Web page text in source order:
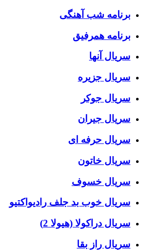
برنامه شب آهنگی
برنامه همرفیق
سریال آنها
سریال جزیره
سریال جوکر
سریال جیران
سریال حرفه ای
سریال خاتون
سریال خسوف
سریال خوب بد جلف رادیواکتیو
سریال دراکولا (هیولا 2)
سریال راز بقا